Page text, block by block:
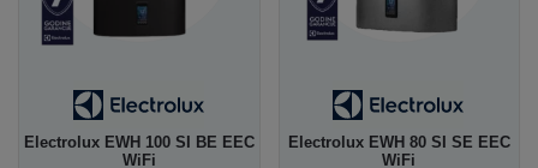
Electrolux EWH 100 SI BE EEC
WiFi
Electrolux EWH 80 SI SE EEC
WiFi